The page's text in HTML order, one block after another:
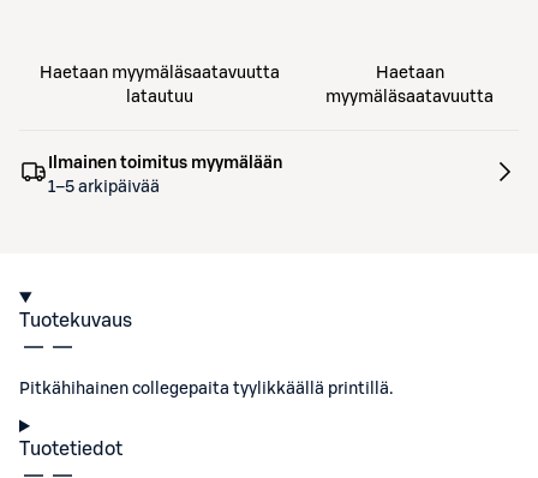
Haetaan myymäläsaatavuutta
latautuu
Haetaan
myymäläsaatavuutta
Ilmainen toimitus myymälään
1–5 arkipäivää
Tuotekuvaus
Pitkähihainen collegepaita tyylikkäällä printillä.
Tuotetiedot